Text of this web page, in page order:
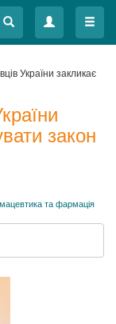
Меню
Меню
України закликає
закон
та фармація